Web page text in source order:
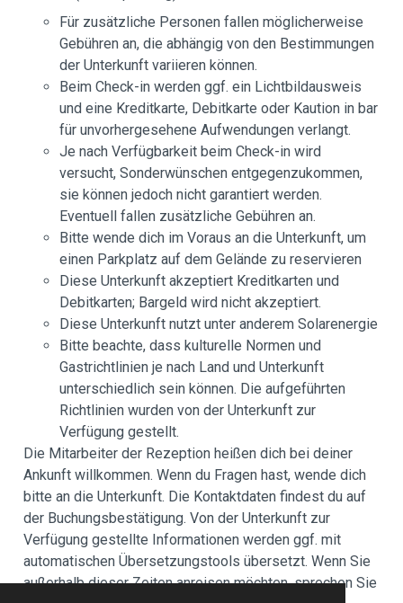
Für zusätzliche Personen fallen möglicherweise
Gebühren an, die abhängig von den Bestimmungen
der Unterkunft variieren können.
Beim Check-in werden ggf. ein Lichtbildausweis
und eine Kreditkarte, Debitkarte oder Kaution in bar
für unvorhergesehene Aufwendungen verlangt.
Je nach Verfügbarkeit beim Check-in wird
versucht, Sonderwünschen entgegenzukommen,
sie können jedoch nicht garantiert werden.
Eventuell fallen zusätzliche Gebühren an.
Bitte wende dich im Voraus an die Unterkunft, um
einen Parkplatz auf dem Gelände zu reservieren
Diese Unterkunft akzeptiert Kreditkarten und
Debitkarten; Bargeld wird nicht akzeptiert.
Diese Unterkunft nutzt unter anderem Solarenergie
Bitte beachte, dass kulturelle Normen und
Gastrichtlinien je nach Land und Unterkunft
unterschiedlich sein können. Die aufgeführten
Richtlinien wurden von der Unterkunft zur
Verfügung gestellt.
Die Mitarbeiter der Rezeption heißen dich bei deiner
Ankunft willkommen. Wenn du Fragen hast, wende dich
bitte an die Unterkunft. Die Kontaktdaten findest du auf
der Buchungsbestätigung. Von der Unterkunft zur
Verfügung gestellte Informationen werden ggf. mit
automatischen Übersetzungstools übersetzt. Wenn Sie
außerhalb dieser Zeiten anreisen möchten, sprechen Sie